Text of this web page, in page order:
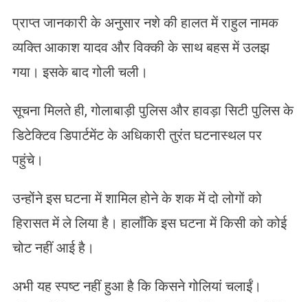
प्राप्त जानकारी के अनुसार नशे की हालत में राहुल नामक
व्यक्ति आकाश यादव और विक्की के साथ बहस में उलझ
गया। इसके बाद गोली चली।
सूचना मिलते ही, गोलाबाड़ी पुलिस और हावड़ा सिटी पुलिस के
डिटेक्टिव डिपार्टमेंट के अधिकारी तुरंत घटनास्थल पर
पहुंचे।
उन्होंने इस घटना में शामिल होने के शक में दो लोगों को
हिरासत में ले लिया है। हालाँकि इस घटना में किसी को कोई
चोट नहीं आई है।
अभी यह स्पष्ट नहीं हुआ है कि किसने गोलियां चलाईं।